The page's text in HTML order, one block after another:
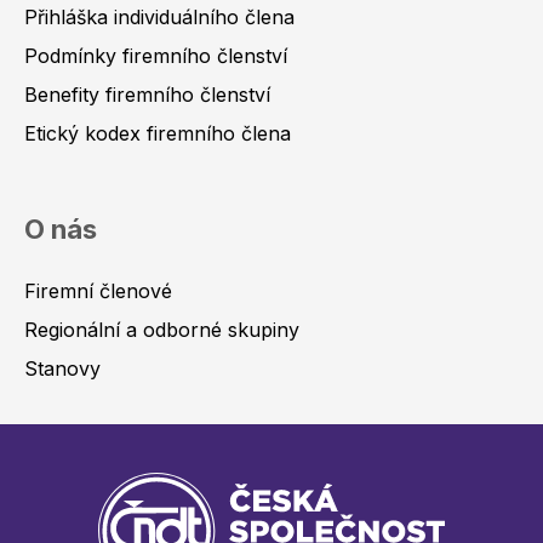
Přihláška individuálního člena
Podmínky firemního členství
Benefity firemního členství
Etický kodex firemního člena
O nás
Firemní členové
Regionální a odborné skupiny
Stanovy